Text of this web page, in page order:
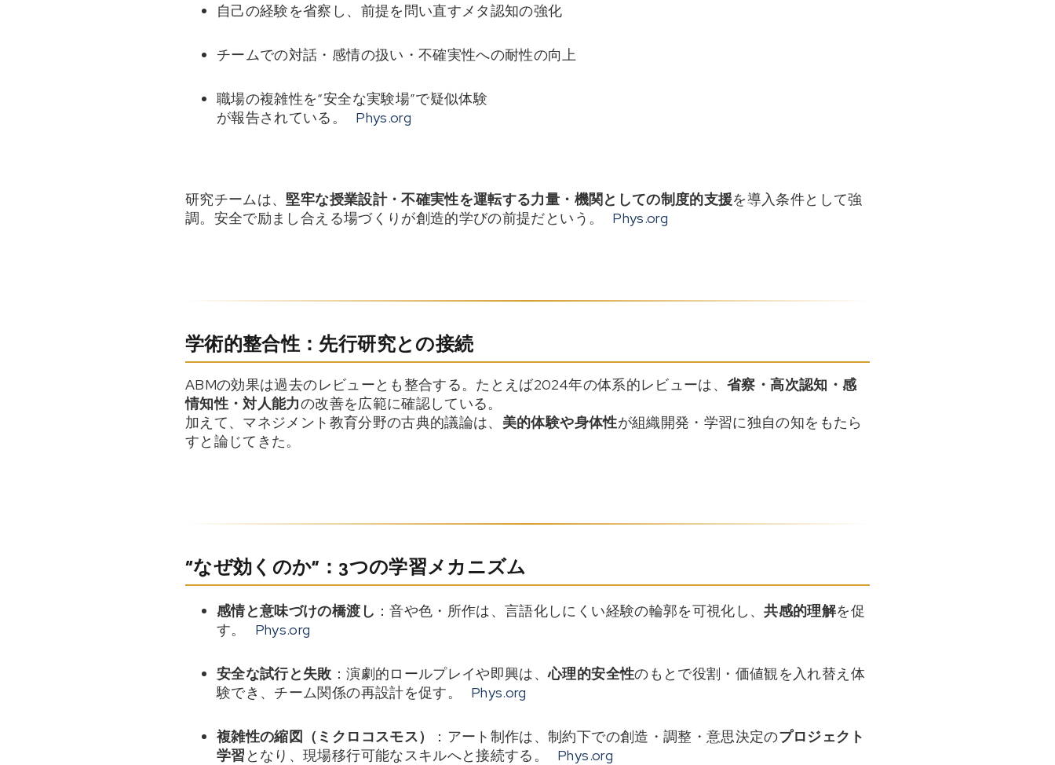
自己の経験を省察し、前提を問い直すメタ認知の強化
チームでの対話・感情の扱い・不確実性への耐性の向上
職場の複雑性を“安全な実験場”で疑似体験
が報告されている。
Phys.org
研究チームは、 堅牢な授業設計・不確実性を運転する力量・機関としての制度的支援を導入条件として強
調。安全で励まし合える場づくりが創造的学びの前提だという。
Phys.org
学術的整合性：先行研究との接続
ABMの効果は過去のレビューとも整合する。たとえば2024年の体系的レビューは、省察・高次認知・感
情知性・対人能力の改善を広範に確認している。
加えて、マネジメント教育分野の古典的議論は、 美的体験や身体性が組織開発・学習に独自の知をもたら
すと論じてきた。
“なぜ効くのか”：3つの学習メカニズム
感情と意味づけの橋渡し ：音や色・所作は、言語化しにくい経験の輪郭を可視化し、共感的理解を促
す。
Phys.org
安全な試行と失敗 ：演劇的ロールプレイや即興は、心理的安全性のもとで役割・価値観を入れ替え体
験でき、チーム関係の再設計を促す。
Phys.org
複雑性の縮図（ミクロコスモス） ：アート制作は、制約下での創造・調整・意思決定のプロジェクト
学習 となり、現場移行可能なスキルへと接続する。 Phys.org